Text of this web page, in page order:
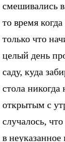
смешивались
то время
только что
целый день
саду, куда
стола никогда
открытым с
случалось,
в